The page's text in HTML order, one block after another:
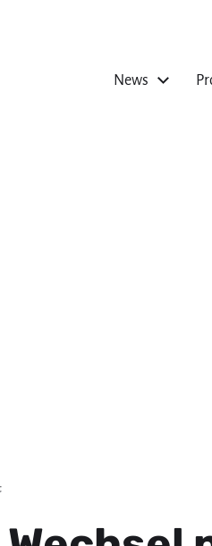
News